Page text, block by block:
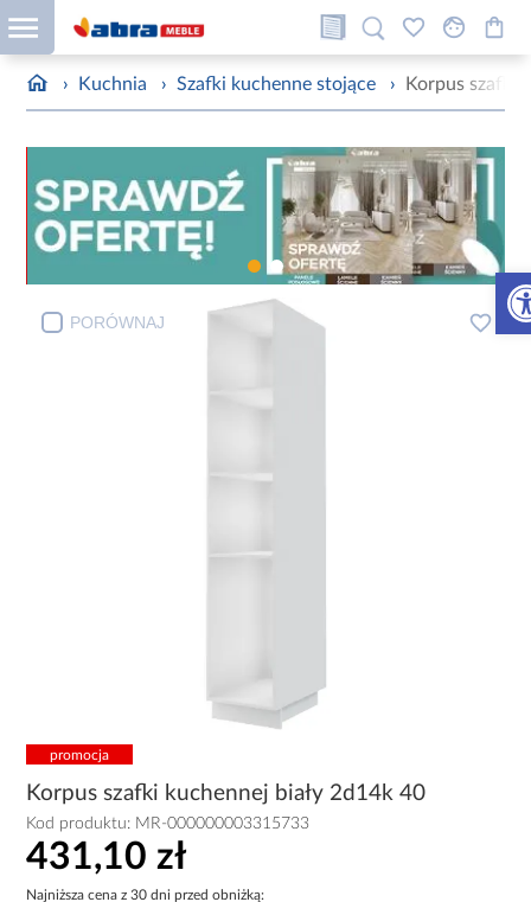
› Kuchnia › Szafki kuchenne stojące › Korpus szafki
PORÓWNAJ
promocja
Korpus szafki kuchennej biały 2d14k 40
Kod produktu: MR-000000003315733
431,10 zł
Najniższa cena z 30 dni przed obniżką: